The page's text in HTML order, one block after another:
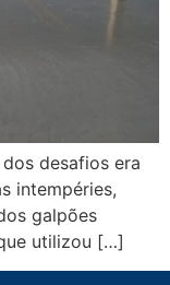
desafios era
intempéries,
galpões
utilizou […]